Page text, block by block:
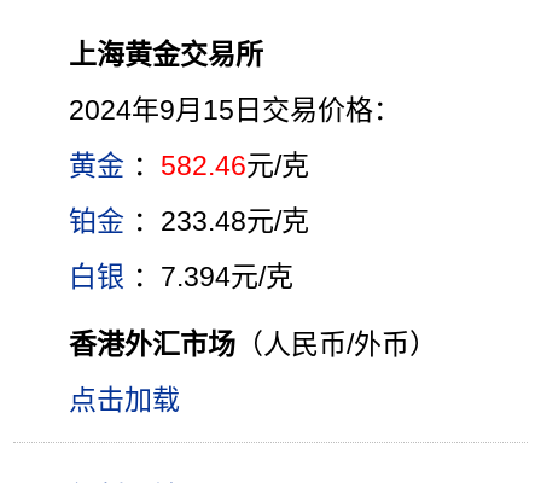
上海黄金交易所
2024年9月15日交易价格：
黄金 ： 582.46元/克
铂金 ：233.48元/克
白银 ：7.394元/克
香港外汇市场 （人民币/外币）
点击加载